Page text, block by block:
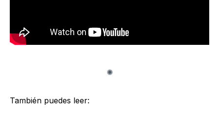
También puedes leer: